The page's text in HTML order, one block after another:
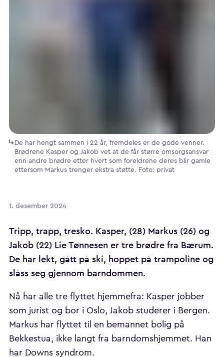
De har hengt sammen i 22 år, fremdeles er de gode venner.
Brødrene Kasper og Jakob vet at de får større omsorgsansvar
enn andre brødre etter hvert som foreldrene deres blir gamle
ettersom Markus trenger ekstra støtte. Foto: privat
1. desember 2024
Tripp, trapp, tresko. Kasper, (28) Markus (26) og
Jakob (22) Lie Tønnesen er tre brødre fra Bærum.
De har lekt, gått på ski, hoppet på trampoline og
slåss seg gjennom barndommen.
Nå har alle tre flyttet hjemmefra: Kasper jobber
som jurist og bor i Oslo, Jakob studerer i Bergen.
Markus har flyttet til en bemannet bolig på
Bekkestua, ikke langt fra barndomshjemmet. Han
har Downs syndrom.